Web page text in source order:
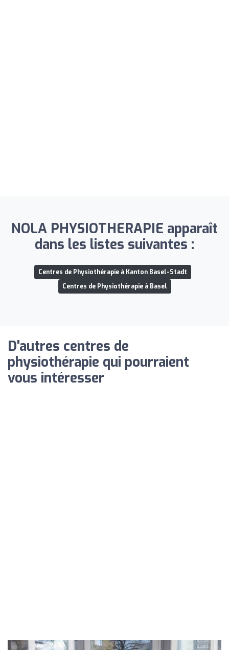
NOLA PHYSIOTHERAPIE apparaît
dans les listes suivantes :
Centres de Physiothérapie à Kanton Basel-Stadt
Centres de Physiothérapie à Basel
D'autres centres de
physiothérapie qui pourraient
vous intéresser